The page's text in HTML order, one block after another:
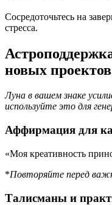
Сосредоточьтесь на
стресса.
новых проектов
Луна в вашем знаке
используйте это для
Аффирмация для
«Моя креативность
*Повторяйте перед
Талисманы и